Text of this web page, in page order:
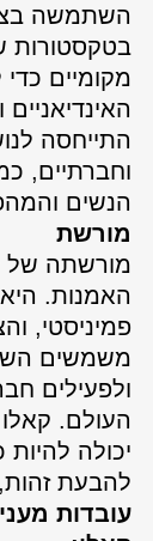
השתמשה
בטקסטורות
מקומיים
התייחסה
וחברתיים,
הנשים
מורשת
מורשתה של
האמנות. היא
פמיניסטי,
משמשים
ולפעילים
העולם.
יכולה
להבעת
עובדות